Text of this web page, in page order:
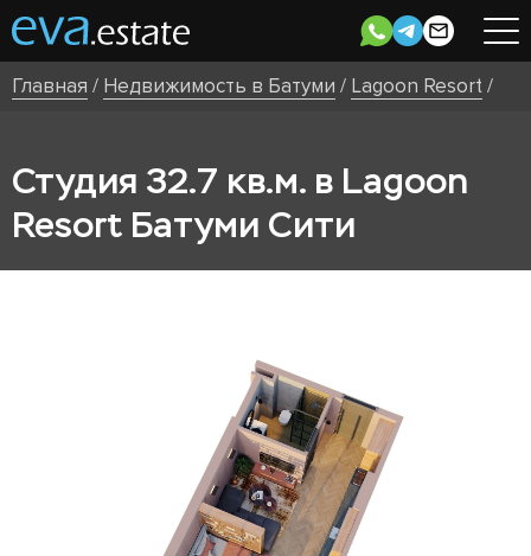
Главная / Недвижимость в Батуми / Lagoon Resort/
Студия 32.7 кв.м. в Lagoon
Resort Батуми Сити